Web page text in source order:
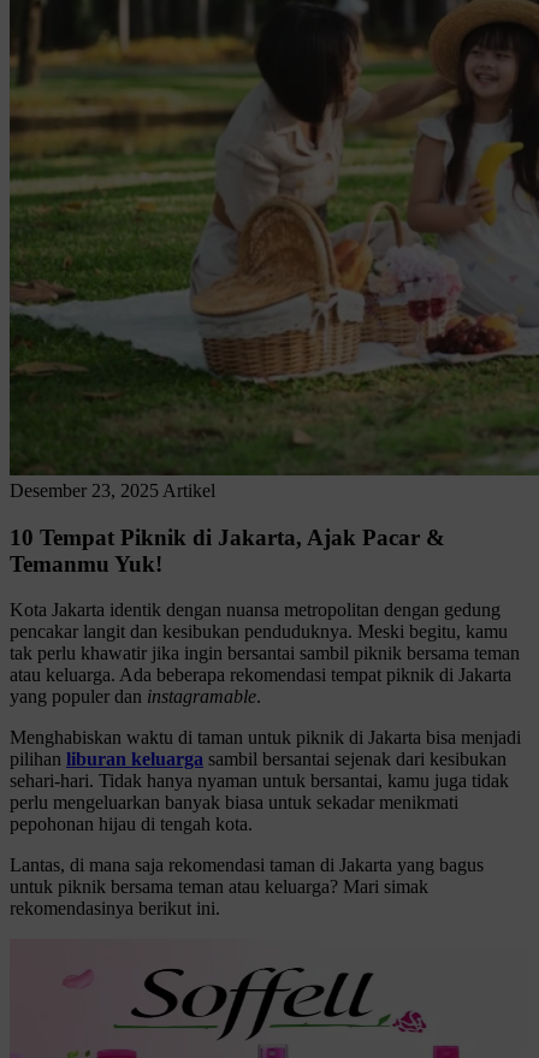
Desember 23, 2025 Artikel
10 Tempat Piknik di Jakarta, Ajak Pacar &
Temanmu Yuk!
Kota Jakarta identik dengan nuansa metropolitan dengan gedung
pencakar langit dan kesibukan penduduknya. Meski begitu, kamu
tak perlu khawatir jika ingin bersantai sambil piknik bersama teman
atau keluarga. Ada beberapa rekomendasi tempat piknik di Jakarta
yang populer dan instagramable.
Menghabiskan waktu di taman untuk piknik di Jakarta bisa menjadi
pilihan liburan keluarga sambil bersantai sejenak dari kesibukan
sehari-hari. Tidak hanya nyaman untuk bersantai, kamu juga tidak
perlu mengeluarkan banyak biasa untuk sekadar menikmati
pepohonan hijau di tengah kota.
Lantas, di mana saja rekomendasi taman di Jakarta yang bagus
untuk piknik bersama teman atau keluarga? Mari simak
rekomendasinya berikut ini.